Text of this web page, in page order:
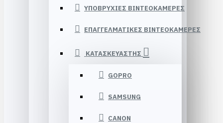
ΥΠΟΒΡΥΧΙΕΣ ΒΙΝΤΕΟΚΑΜΕΡΕΣ
ΕΠΑΓΓΕΛΜΑΤΙΚΕΣ ΒΙΝΤΕΟΚΑΜΕΡΕΣ
ΚΑΤΑΣΚΕΥΑΣΤΗΣ
GOPRO
SAMSUNG
CANON